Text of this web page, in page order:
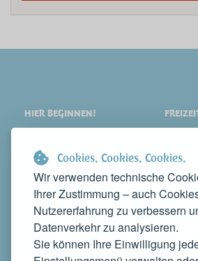
Cookies. Cookies. Cookies.
Wir verwenden technische
Ihrer Zustimmung – auch
Nutzererfahrung zu verbessern
Datenverkehr zu analysieren.
Sie können Ihre Einwilligung
HIER BEGINNEN!
SEHENSWERTES
ÜBERNACHTEN
ESSEN
NEWS
WEB TV
KONTAKTE
MACHEN SIE IHR UNTERNEHMEN
KONTAKTIEREN SIE UNS, UM ES AUF